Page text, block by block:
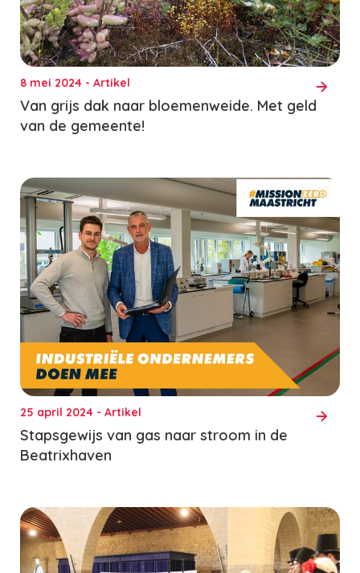
8 mei 2024 - Artikel
Van grijs dak naar bloemenweide. Met geld
van de gemeente!
25 april 2024 - Artikel
Stapsgewijs van gas naar stroom in de
Beatrixhaven